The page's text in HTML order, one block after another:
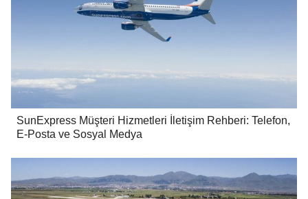
SunExpress Müşteri Hizmetleri İletişim Rehberi: Telefon,
E-Posta ve Sosyal Medya